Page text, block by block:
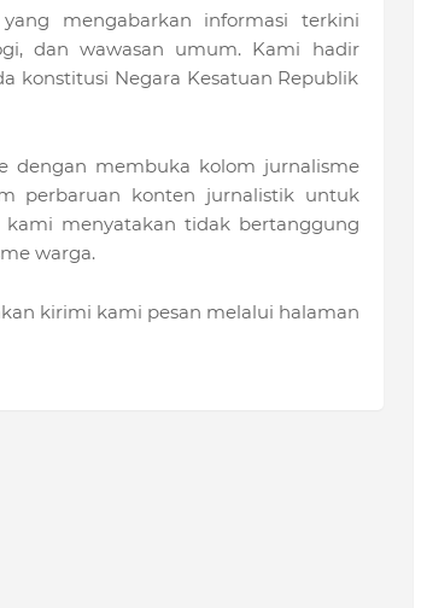
mengabarkan informasi terkini
dan wawasan umum. Kami hadir
konstitusi Negara Kesatuan Republik
dengan membuka kolom jurnalisme
perbaruan konten jurnalistik untuk
menyatakan tidak bertanggung
warga.
kirimi kami pesan melalui halaman